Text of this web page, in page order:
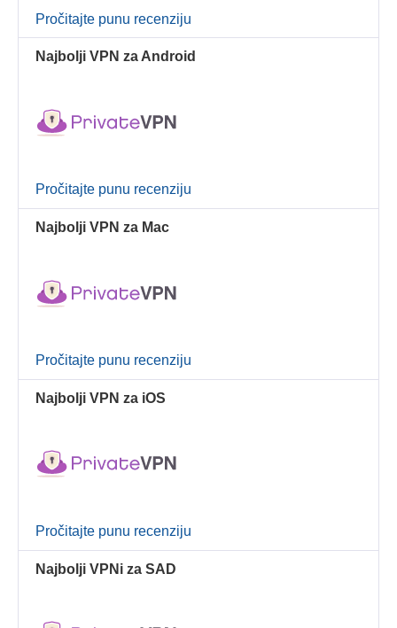
Pročitajte punu recenziju
Najbolji VPN za Android
Pročitajte punu recenziju
Najbolji VPN za Mac
Pročitajte punu recenziju
Najbolji VPN za iOS
Pročitajte punu recenziju
Najbolji VPNi za SAD